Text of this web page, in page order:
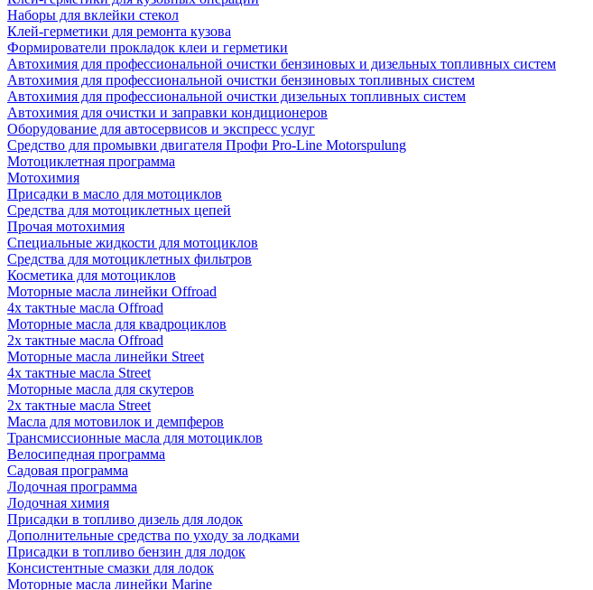
Наборы для вклейки стекол
Клей-герметики для ремонта кузова
Формирователи прокладок клеи и герметики
Автохимия для профессиональной очистки бензиновых и дизельных топливных систем
Автохимия для профессиональной очистки бензиновых топливных систем
Автохимия для профессиональной очистки дизельных топливных систем
Автохимия для очистки и заправки кондиционеров
Оборудование для автосервисов и экспресс услуг
Средство для промывки двигателя Профи Pro-Line Motorspulung
Мотоциклетная программа
Мотохимия
Присадки в масло для мотоциклов
Средства для мотоциклетных цепей
Прочая мотохимия
Специальные жидкости для мотоциклов
Средства для мотоциклетных фильтров
Косметика для мотоциклов
Моторные масла линейки Offroad
4х тактные масла Offroad
Моторные масла для квадроциклов
2х тактные масла Offroad
Моторные масла линейки Street
4х тактные масла Street
Моторные масла для скутеров
2х тактные масла Street
Масла для мотовилок и демпферов
Трансмиссионные масла для мотоциклов
Велосипедная программа
Садовая программа
Лодочная программа
Лодочная химия
Присадки в топливо дизель для лодок
Дополнительные средства по уходу за лодками
Присадки в топливо бензин для лодок
Консистентные смазки для лодок
Моторные масла линейки Marine